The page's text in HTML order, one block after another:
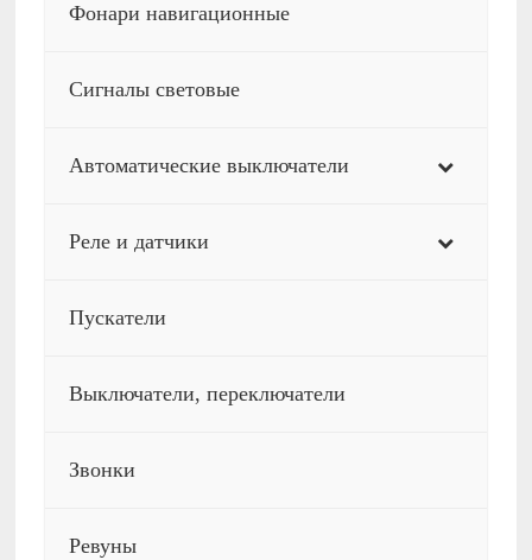
Фонари навигационные
Сигналы световые
Автоматические выключатели
Реле и датчики
Пускатели
Выключатели, переключатели
Звонки
Ревуны